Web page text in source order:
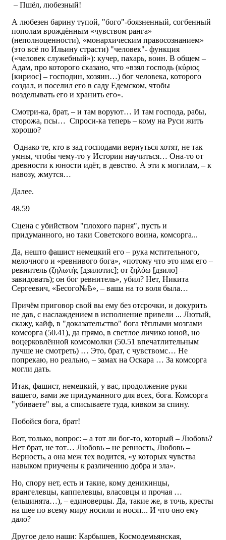
– Пшёл, любезный!
А любезен барину тупой, "бого"-боязненный, согбенный
пополам врождённым «чувством ранга»
(неполноценности), «монархическим правосознанием»
(это всё по Ильину страсти) "человек"- функция
(«человек служебный»): кучер, пахарь, воин. В общем –
Адам, про которого сказано, что «взял господь (κύριος
[кириос] – господин, хозяин…) бог человека, которого
создал, и поселил его в саду Едемском, чтобы
возделывать его и хранить его».
Смотри-ка, брат, – и там воруют… И там господа, рабы,
сторожа, псы… Спроси-ка теперь – кому на Руси жить
хорошо?
Однако те, кто в зад господами вернуться хотят, не так
умны, чтобы чему-то у Истории научиться… Она-то от
древности к юности идёт, в девство. А эти к могилам, – к
навозу, жмутся…
Далее.
48.59
Сцена с убийством "плохого парня", пусть и
придуманного, но таки Советского воина, комсорга...
Да, нешто фашист немецкий его – рука мстительного,
мелочного и «ревнивого бога», «потому что это имя его –
ревнитель (ζηλωτής [дзилотис]; от ζηλόω [дзило] –
завидовать); он бог ревнитель», убил? Нет, Никита
Сергеевич, «Бесого№Ѣ», – ваша на то воля была…
Причём приговор свой вы ему без отсрочки, и докурить
не дав, с наслаждением в исполнение привели ... Лютый,
скажу, кайф, в "доказательство" бога тёплыми мозгами
комсорга (50.41), да прямо, в светлое личико юной, но
воцерковлённой комсомолки (50.51 впечатлительным
лучше не смотреть) … Это, брат, с чувствомс… Не
попрекаю, но реально, – замах на Оскара … За комсорга
могли дать.
Итак, фашист, немецкий, у вас, продолжение руки
вашего, вами же придуманного для всех, бога. Комсорга
"убиваете" вы, а списываете туда, кивком за спину.
Побойся бога, брат!
Вот, только, вопрос: – а тот ли бог-то, который – Любовь?
Нет брат, не тот… Любовь – не ревность, Любовь –
Верность, а она меж тех водится, «у которых чувства
навыком приучены к различению добра и зла».
Но, спору нет, есть и такие, кому деникинцы,
врангелевцы, каппелевцы, власовцы и прочая …
(ельцинята…), – единоверцы. Да, такие же, в точь, кресты
на шее по всему миру носили и носят... И что оно ему
дало?
Другое дело наши: Карбышев, Космодемьянская,